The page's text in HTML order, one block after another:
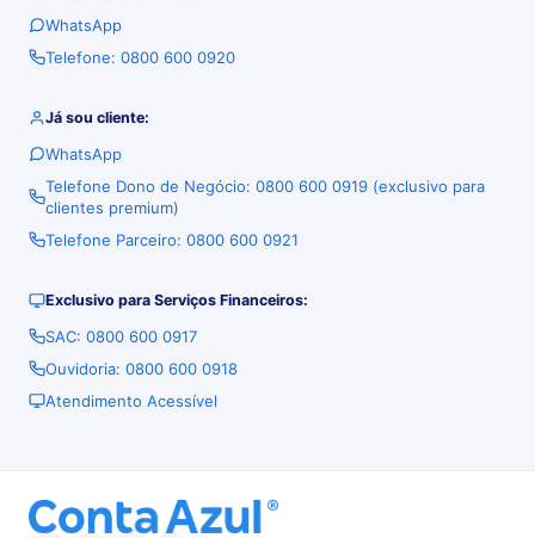
WhatsApp
Telefone: 0800 600 0920
Já sou cliente:
WhatsApp
Telefone Dono de Negócio: 0800 600 0919 (exclusivo para
clientes premium)
Telefone Parceiro: 0800 600 0921
Exclusivo para Serviços Financeiros:
SAC: 0800 600 0917
Ouvidoria: 0800 600 0918
Atendimento Acessível